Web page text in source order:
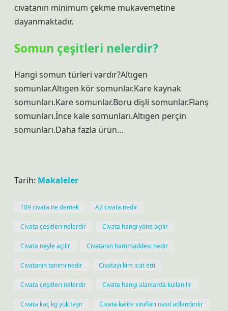
cıvatanın minimum çekme mukavemetine
dayanmaktadır.
Somun çeşitleri nelerdir?
Hangi somun türleri vardır?Altıgen
somunlar.Altıgen kör somunlar.Kare kaynak
somunları.Kare somunlar.Boru dişli somunlar.Flanş
somunları.İnce kale somunları.Altıgen perçin
somunları.Daha fazla ürün…
Tarih: Makaleler
109 cıvata ne demek A2 cıvata nedir
Civata çeşitleri nelerdir Civata hangi yöne açılır
Civata neyle açılır Civatanın hammaddesi nedir
Civatanın tanımı nedir Civatayı kim icat etti
Cıvata çeşitleri nelerdir Cıvata hangi alanlarda kullanılır
Cıvata kaç kg yük taşır Cıvata kalite sınıfları nasıl adlandırılır